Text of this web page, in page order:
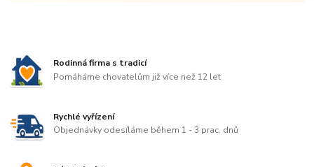
Rodinná firma s tradicí
Pomáháme chovatelům již více než 12 let
Rychlé vyřízení
Objednávky odesíláme během 1 - 3 prac. dnů